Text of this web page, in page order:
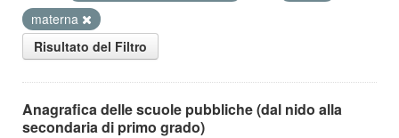
materna
Risultato del Filtro
Anagrafica delle scuole pubbliche (dal nido alla
secondaria di primo grado)